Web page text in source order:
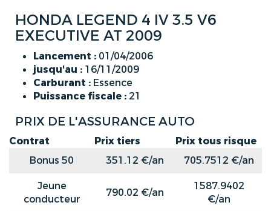
HONDA LEGEND 4 IV 3.5 V6
EXECUTIVE AT 2009
Lancement : 01/04/2006
jusqu'au : 16/11/2009
Carburant : Essence
Puissance fiscale : 21
PRIX DE L'ASSURANCE AUTO
Contrat Prix tiers
Prix tous risque
Bonus 50
351.12 €/an
705.7512 €/an
Jeune
conducteur
790.02 €/an
1587.9402
€/an